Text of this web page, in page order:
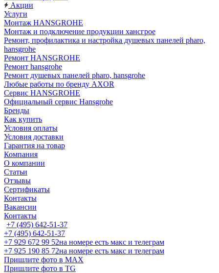
Акции
Услуги
Монтаж HANSGROHE
Монтаж и подключение продукции хансгрое
Ремонт, профилактика и настройка душевых панелей pharo,
hansgrohe
Ремонт HANSGROHE
Ремонт hansgrohe
Ремонт душевых панелей pharo, hansgrohe
Любые работы по бренду AXOR
Сервис HANSGROHE
Официальный сервис Hansgrohe
Бренды
Как купить
Условия оплаты
Условия доставки
Гарантия на товар
Компания
О компании
Статьи
Отзывы
Сертификаты
Контакты
Вакансии
Контакты
+7 (495) 642-51-37
+7 (495) 642-51-37
+7 929 672 99 52на номере есть макс и телеграм
+7 925 190 85 72на номере есть макс и телеграм
Пришлите фото в MAX
Пришлите фото в TG